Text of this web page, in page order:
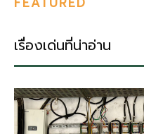
เรื่องเด่นที่น่าอ่าน